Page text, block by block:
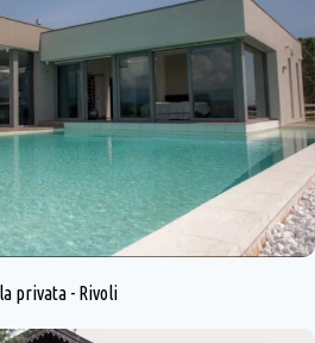
privata - Rivoli